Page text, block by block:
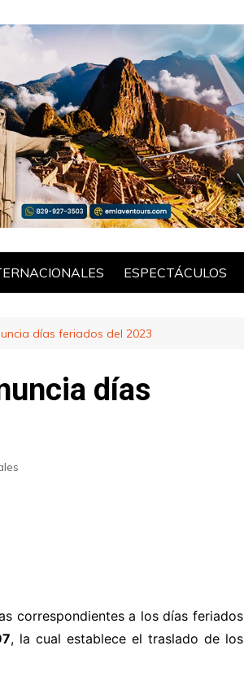
ESPECTÁCULOS
días feriados del 2023
días
correspondientes a los días feriados
, la cual establece el traslado de los